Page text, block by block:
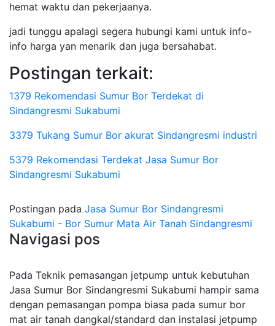
hemat waktu dan pekerjaanya.
jadi tunggu apalagi segera hubungi kami untuk info-
info harga yan menarik dan juga bersahabat.
Postingan terkait:
1379 Rekomendasi Sumur Bor Terdekat di
Sindangresmi Sukabumi
3379 Tukang Sumur Bor akurat Sindangresmi industri
5379 Rekomendasi Terdekat Jasa Sumur Bor
Sindangresmi Sukabumi
Postingan pada Jasa Sumur Bor Sindangresmi
Sukabumi - Bor Sumur Mata Air Tanah Sindangresmi
Navigasi pos
Pada Teknik pemasangan jetpump untuk kebutuhan
Jasa Sumur Bor Sindangresmi Sukabumi hampir sama
dengan pemasangan pompa biasa pada sumur bor
mat air tanah dangkal/standard dan instalasi jetpump